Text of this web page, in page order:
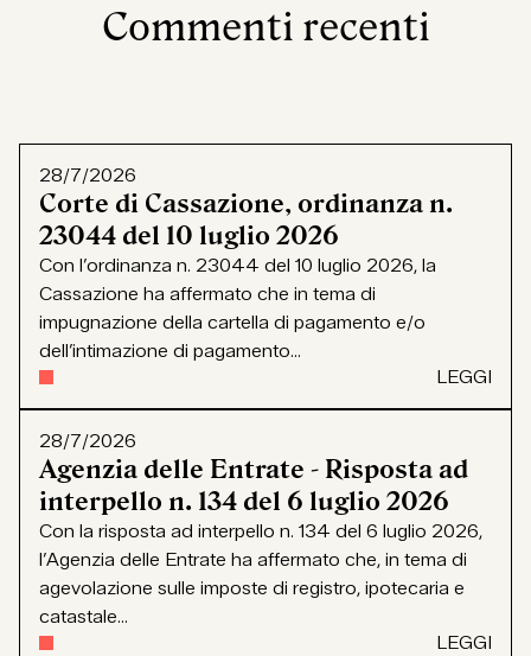
Commenti recenti
28/7/2026
Corte di Cassazione, ordinanza n.
23044 del 10 luglio 2026
Con l’ordinanza n. 23044 del 10 luglio 2026, la
Cassazione ha affermato che in tema di
impugnazione della cartella di pagamento e/o
dell’intimazione di pagamento...
LEGGI
28/7/2026
Agenzia delle Entrate - Risposta ad
interpello n. 134 del 6 luglio 2026
Con la risposta ad interpello n. 134 del 6 luglio 2026,
l’Agenzia delle Entrate ha affermato che, in tema di
agevolazione sulle imposte di registro, ipotecaria e
catastale...
LEGGI